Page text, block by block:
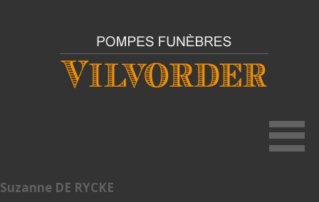
Suzanne DE RYCKE